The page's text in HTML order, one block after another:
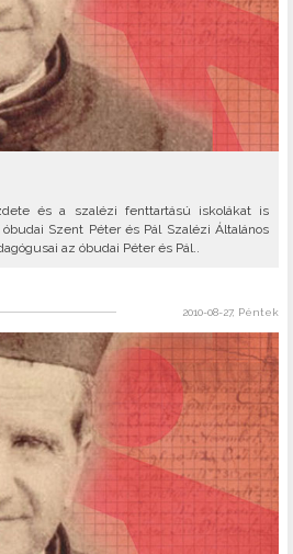
és a szalézi fenttartású iskolákat is
Szent Péter és Pál Szalézi Általános
az óbudai Péter és Pál..
2010-08-27, Péntek